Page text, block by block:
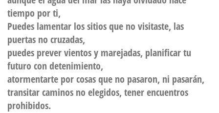
tiempo por ti,
Puedes lamentar los sitios que no visitaste, las
puertas no cruzadas,
puedes prever vientos y marejadas, planificar tu
futuro con detenimiento,
atormentarte por cosas que no pasaron, ni pasarán,
transitar caminos no elegidos, tener encuentros
prohibidos.